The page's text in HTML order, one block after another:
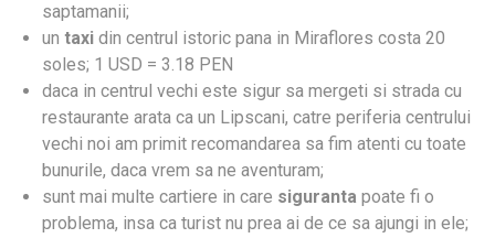
saptamanii;
un taxi din centrul istoric pana in Miraflores costa 20
soles; 1 USD = 3.18 PEN
daca in centrul vechi este sigur sa mergeti si strada cu
restaurante arata ca un Lipscani, catre periferia centrului
vechi noi am primit recomandarea sa fim atenti cu toate
bunurile, daca vrem sa ne aventuram;
sunt mai multe cartiere in care siguranta poate fi o
problema, insa ca turist nu prea ai de ce sa ajungi in ele;